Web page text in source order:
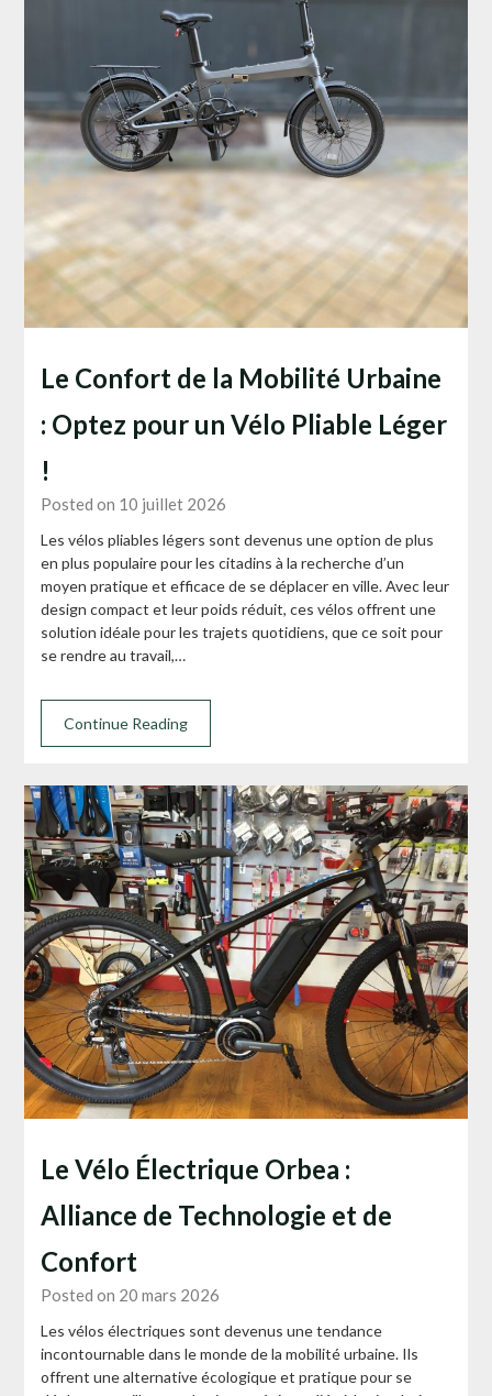
Le Confort de la Mobilité Urbaine
: Optez pour un Vélo Pliable Léger
!
Posted on 10 juillet 2026
Les vélos pliables légers sont devenus une option de plus
en plus populaire pour les citadins à la recherche d’un
moyen pratique et efficace de se déplacer en ville. Avec leur
design compact et leur poids réduit, ces vélos offrent une
solution idéale pour les trajets quotidiens, que ce soit pour
se rendre au travail,…
Continue Reading
Le Vélo Électrique Orbea :
Alliance de Technologie et de
Confort
Posted on 20 mars 2026
Les vélos électriques sont devenus une tendance
incontournable dans le monde de la mobilité urbaine. Ils
offrent une alternative écologique et pratique pour se